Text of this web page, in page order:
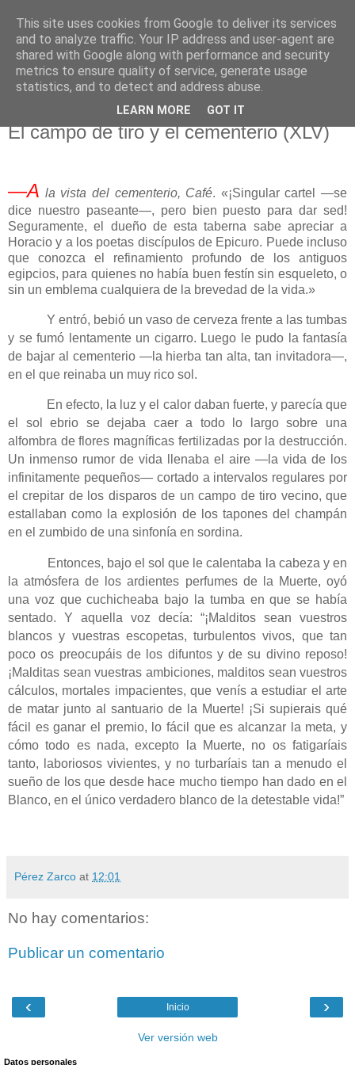
El pisapapeles de Karlsbad
Páginas de un escritor rural
martes, 10 de noviembre de 2020
El campo de tiro y el cementerio (XLV)
—A la vista del cementerio, Café. «¡Singular cartel —se
dice nuestro paseante—, pero bien puesto para dar sed!
Seguramente, el dueño de esta taberna sabe apreciar a
Horacio y a los poetas discípulos de Epicuro. Puede incluso
que conozca el refinamiento profundo de los antiguos
egipcios, para quienes no había buen festín sin esqueleto, o
sin un emblema cualquiera de la brevedad de la vida.»
Y entró, bebió un vaso de cerveza frente a las tumbas
y se fumó lentamente un cigarro. Luego le pudo la fantasía
de bajar al cementerio —la hierba tan alta, tan invitadora—,
en el que reinaba un muy rico sol.
En efecto, la luz y el calor daban fuerte, y parecía que
el sol ebrio se dejaba caer a todo lo largo sobre una
alfombra de flores magníficas fertilizadas por la destrucción.
Un inmenso rumor de vida llenaba el aire —la vida de los
infinitamente pequeños— cortado a intervalos regulares por
el crepitar de los disparos de un campo de tiro vecino, que
estallaban como la explosión de los tapones del champán
en el zumbido de una sinfonía en sordina.
Entonces, bajo el sol que le calentaba la cabeza y en
la atmósfera de los ardientes perfumes de la Muerte, oyó
una voz que cuchicheaba bajo la tumba en que se había
sentado. Y aquella voz decía: “¡Malditos sean vuestros
blancos y vuestras escopetas, turbulentos vivos, que tan
poco os preocupáis de los difuntos y de su divino reposo!
¡Malditas sean vuestras ambiciones, malditos sean vuestros
cálculos, mortales impacientes, que venís a estudiar el arte
de matar junto al santuario de la Muerte! ¡Si supierais qué
fácil es ganar el premio, lo fácil que es alcanzar la meta, y
cómo todo es nada, excepto la Muerte, no os fatigaríais
tanto, laboriosos vivientes, y no turbaríais tan a menudo el
sueño de los que desde hace mucho tiempo han dado en el
Blanco, en el único verdadero blanco de la detestable vida!”
Pérez Zarco at 12:01
No hay comentarios:
Publicar un comentario
‹ ›
Inicio
Ver versión web
Datos personales
This site uses cookies from Google to deliver its services
and to analyze traffic. Your IP address and user-agent are
shared with Google along with performance and security
metrics to ensure quality of service, generate usage
statistics, and to detect and address abuse.
LEARN MORE GOT IT